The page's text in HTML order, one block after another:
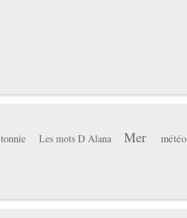
Les mots D Alana Mer météo